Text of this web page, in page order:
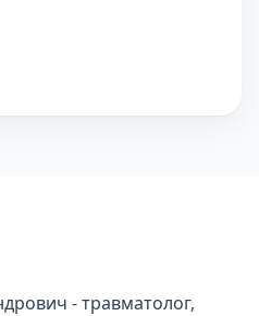
- травматолог,